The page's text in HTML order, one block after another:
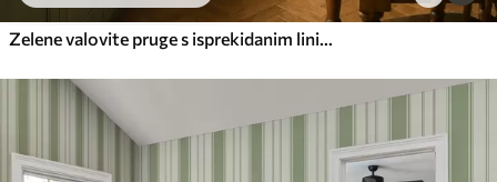
Zelene valovite pruge s isprekidanim linijama